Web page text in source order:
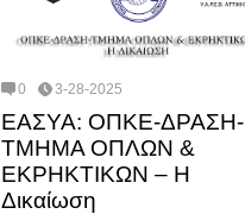
0 3-28-2025
ΕΑΣΥΑ: ΟΠΚΕ-ΔΡΑΣΗ-
ΤΜΗΜΑ ΟΠΛΩΝ &
ΕΚΡΗΚΤΙΚΩΝ – Η
Δικαίωση